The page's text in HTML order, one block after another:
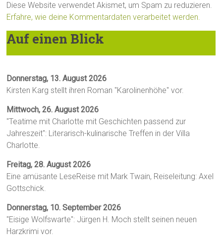
Diese Website verwendet Akismet, um Spam zu reduzieren.
Erfahre, wie deine Kommentardaten verarbeitet werden.
Auf einen Blick
Donnerstag, 13. August 2026
Kirsten Karg stellt ihren Roman "Karolinenhöhe" vor.
Mittwoch, 26. August 2026
"Teatime mit Charlotte mit Geschichten passend zur
Jahreszeit": Literarisch-kulinarische Treffen in der Villa
Charlotte.
Freitag, 28. August 2026
Eine amüsante LeseReise mit Mark Twain, Reiseleitung: Axel
Gottschick.
Donnerstag, 10. September 2026
"Eisige Wolfswarte": Jürgen H. Moch stellt seinen neuen
Harzkrimi vor.